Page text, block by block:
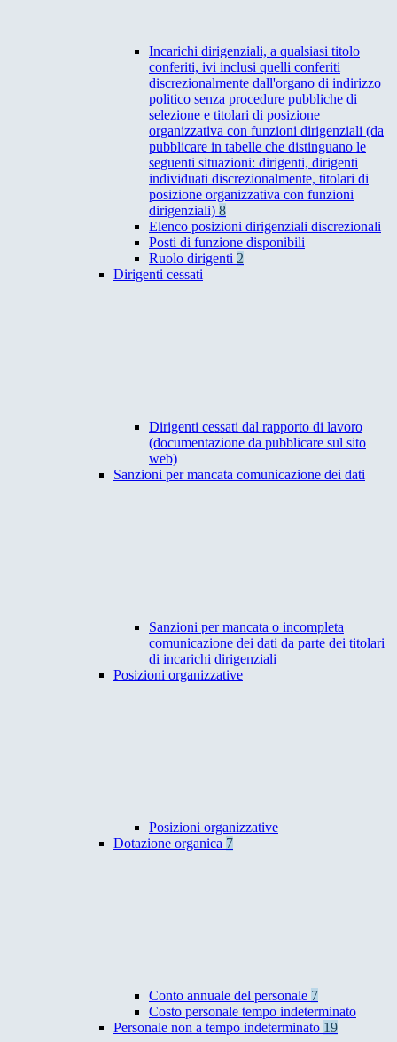
Incarichi dirigenziali, a qualsiasi titolo
conferiti, ivi inclusi quelli conferiti
discrezionalmente dall'organo di indirizzo
politico senza procedure pubbliche di
selezione e titolari di posizione
organizzativa con funzioni dirigenziali (da
pubblicare in tabelle che distinguano le
seguenti situazioni: dirigenti, dirigenti
individuati discrezionalmente, titolari di
posizione organizzativa con funzioni
dirigenziali) 8
Elenco posizioni dirigenziali discrezionali
Posti di funzione disponibili
Ruolo dirigenti 2
Dirigenti cessati
Dirigenti cessati dal rapporto di lavoro
(documentazione da pubblicare sul sito
web)
Sanzioni per mancata comunicazione dei dati
Sanzioni per mancata o incompleta
comunicazione dei dati da parte dei titolari
di incarichi dirigenziali
Posizioni organizzative
Posizioni organizzative
Dotazione organica 7
Conto annuale del personale 7
Costo personale tempo indeterminato
Personale non a tempo indeterminato 19